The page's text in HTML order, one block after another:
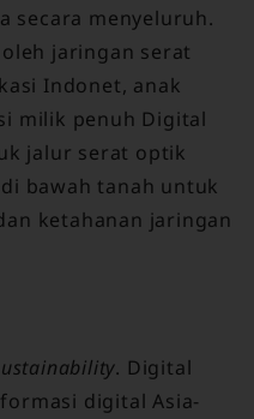
secara menyeluruh.
jaringan serat
Indonet, anak
milik penuh Digital
jalur serat optik
bawah tanah untuk
ketahanan jaringan
. Digital
digital Asia-